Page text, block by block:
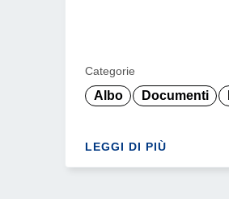
Categorie
Albo Documenti
LEGGI DI PIÙ